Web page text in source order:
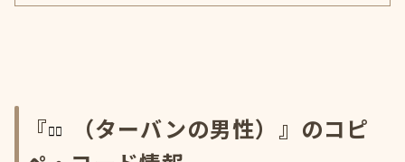
『
（ターバンの男性）』のコピ